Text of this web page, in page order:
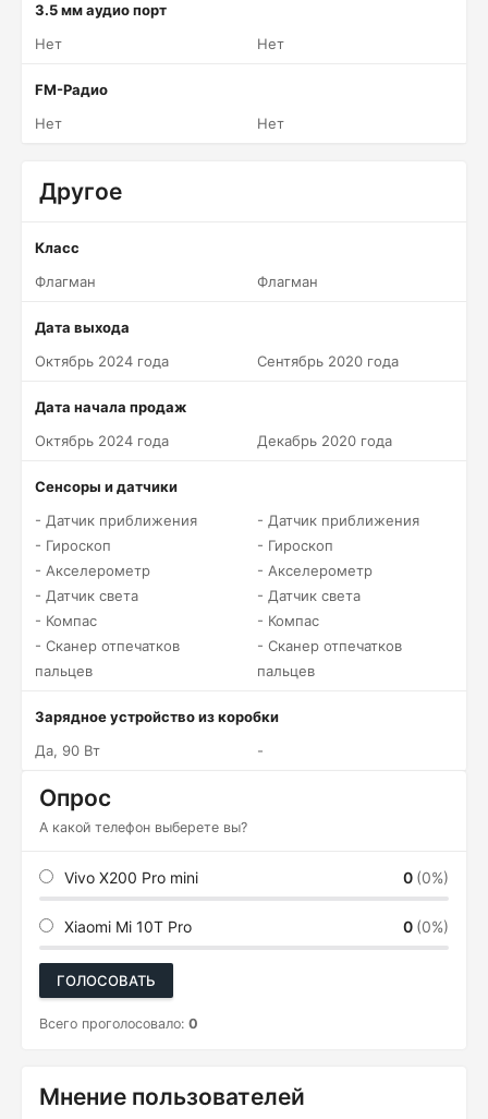
3.5 мм аудио порт
Нет
Нет
FM-Радио
Нет
Нет
Другое
Класс
Флагман
Флагман
Дата выхода
Октябрь 2024 года
Сентябрь 2020 года
Дата начала продаж
Октябрь 2024 года
Декабрь 2020 года
Сенсоры и датчики
- Датчик приближения
- Гироскоп
- Акселерометр
- Датчик света
- Компас
- Сканер отпечатков
пальцев
- Датчик приближения
- Гироскоп
- Акселерометр
- Датчик света
- Компас
- Сканер отпечатков
пальцев
Зарядное устройство из коробки
Да, 90 Вт
-
Опрос
А какой телефон выберете вы?
Vivo X200 Pro mini 0 (0%)
Xiaomi Mi 10T Pro 0 (0%)
ГОЛОСОВАТЬ
Всего проголосовало: 0
Мнение пользователей